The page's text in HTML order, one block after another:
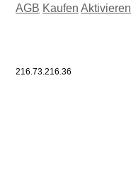
AGB Kaufen Aktivieren
216.73.216.36